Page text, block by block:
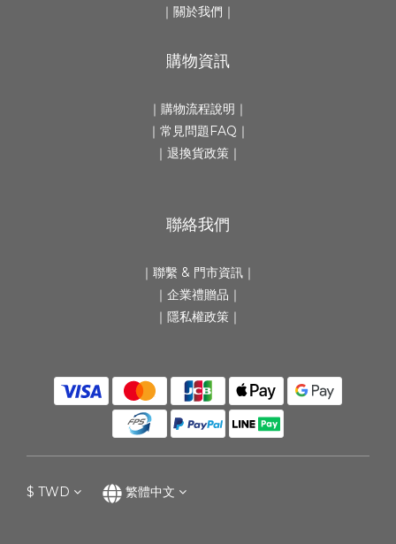
｜ 關於我們 ｜
購物資訊
｜ 購物流程說明 ｜
｜ 常見問題FAQ ｜
｜ 退換貨政策 ｜
聯絡我們
｜ 聯繫 & 門市資訊 ｜
｜ 企業禮贈品 ｜
｜隱私權政策｜
$ TWD 繁體中文